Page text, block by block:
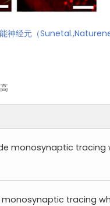
神经元（
monosynaptic tracing
tracing